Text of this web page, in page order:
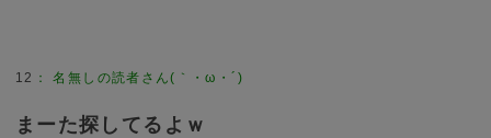
12 ：名無しの読者さん(｀・ω・´)
まーた探してるよｗ